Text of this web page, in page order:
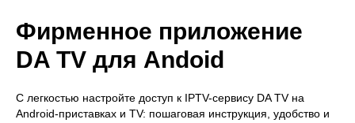
Фирменное приложение
DA TV для Andoid
С легкостью настройте доступ к IPTV-сервису DA TV на
Android-приставках и TV: пошаговая инструкция, удобство и